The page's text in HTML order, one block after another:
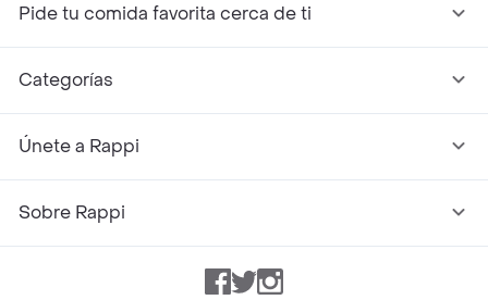
Pide tu comida favorita cerca de ti
Categorías
Únete a Rappi
Sobre Rappi
Facebook
TwitterInstagram